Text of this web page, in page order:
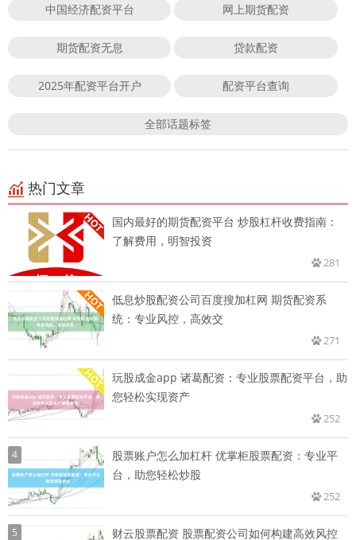
中国经济配资平台 网上期货配资
期货配资无息 贷款配资
2025年配资平台开户 配资平台查询
全部话题标签
热门文章
国内最好的期货配资平台 炒股杠杆收费指南：
了解费用，明智投资
281
低息炒股配资公司百度搜加杠网 期货配资系
统：专业风控，高效交
271
玩股成金app 诸葛配资：专业股票配资平台，助
您轻松实现资产
252
4
股票账户怎么加杠杆 优掌柜股票配资：专业平
台，助您轻松炒股
252
5 财云股票配资 股票配资公司如何构建高效风控